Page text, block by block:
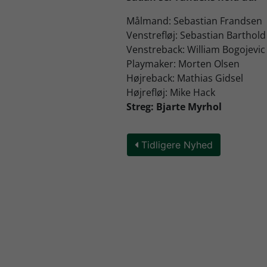
Målmand: Sebastian Frandsen
Venstrefløj: Sebastian Barthold
Venstreback: William Bogojevic
Playmaker: Morten Olsen
Højreback: Mathias Gidsel
Højrefløj: Mike Hack
Streg: Bjarte Myrhol
Tidligere Nyhed